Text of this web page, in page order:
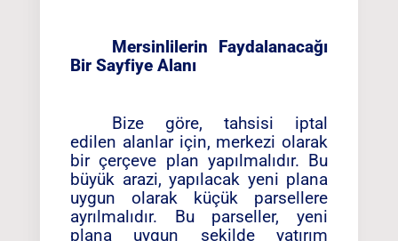
Mersinlilerin Faydalanacağı
Bir Sayfiye Alanı
Bize göre, tahsisi iptal
edilen alanlar için, merkezi olarak
bir çerçeve plan yapılmalıdır. Bu
büyük arazi, yapılacak yeni plana
uygun olarak küçük parsellere
ayrılmalıdır. Bu parseller, yeni
plana uygun şekilde yatırım